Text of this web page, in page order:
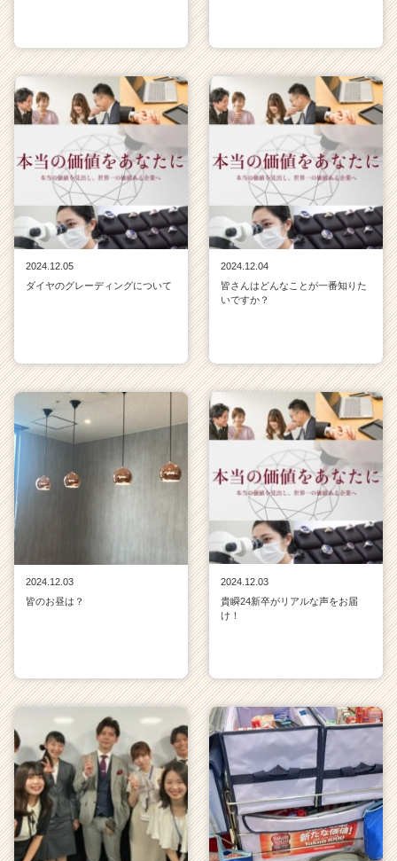
2024.12.05
ダイヤのグレーディングについて
2024.12.04
皆さんはどんなことが一番知りた
いですか？
2024.12.03
皆のお昼は？
2024.12.03
貴瞬24新卒がリアルな声をお届
け！